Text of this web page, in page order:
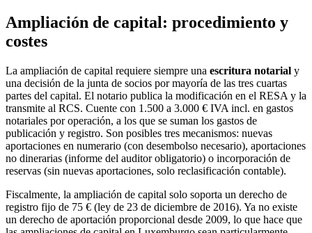
Ampliación de capital: procedimiento y
costes
La ampliación de capital requiere siempre una escritura notarial y
una decisión de la junta de socios por mayoría de las tres cuartas
partes del capital. El notario publica la modificación en el RESA y la
transmite al RCS. Cuente con 1.500 a 3.000 € IVA incl. en gastos
notariales por operación, a los que se suman los gastos de
publicación y registro. Son posibles tres mecanismos: nuevas
aportaciones en numerario (con desembolso necesario), aportaciones
no dinerarias (informe del auditor obligatorio) o incorporación de
reservas (sin nuevas aportaciones, solo reclasificación contable).
Fiscalmente, la ampliación de capital solo soporta un derecho de
registro fijo de 75 € (ley de 23 de diciembre de 2016). Ya no existe
un derecho de aportación proporcional desde 2009, lo que hace que